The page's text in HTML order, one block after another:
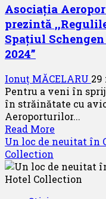
Bacău
Asociația
prezintă
Spațiul
2024”
Ionuț MĂCELARU 29
Pentru a veni în
în străinătate cu
Aeroporturilor...
Read More
more
Asociația
Un loc de neuitat în
Collection